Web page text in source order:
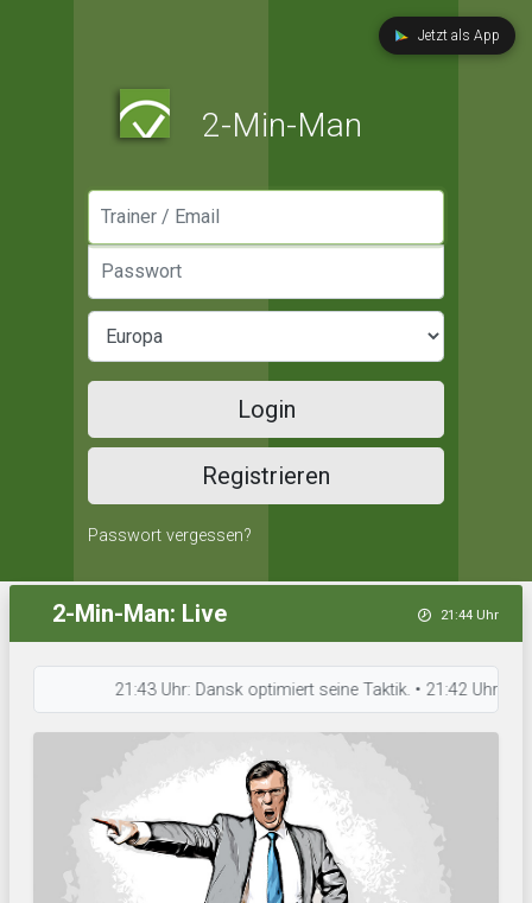
Jetzt als App
2-Min-Man
Login
Registrieren
Passwort vergessen?
2-Min-Man: Live 21:44 Uhr
21:43 Uhr: Dansk optimiert seine Taktik. • 21:42 Uhr: FC